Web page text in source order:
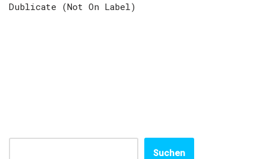
Dublicate (Not On Label)
Suchen